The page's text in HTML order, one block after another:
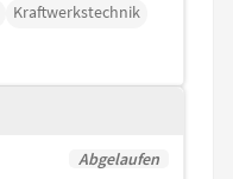
Kraftwerkstechnik
Abgelaufen